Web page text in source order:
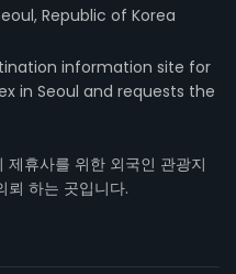
Republic of Korea
information site for
in Seoul and requests the
휴사를 위한 외국인 관광지
뢰 하는 곳입니다.